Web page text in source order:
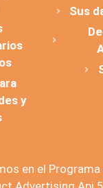
y
Sus
en el